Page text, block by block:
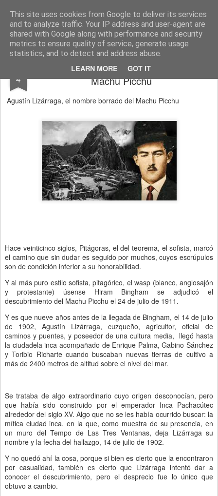
This site uses cookies from Google to deliver its services
and to analyze traffic. Your IP address and user-agent are
shared with Google along with performance and security
metrics to ensure quality of service, generate usage
statistics, and to detect and address abuse.
LEARN MORE GOT IT
Cesáreo Jarabo Investigacion historica, leyenda negra
4
Agustín Lizárraga, el nombre borrado del
Machu Picchu
Agustín Lizárraga, el nombre borrado del Machu Picchu
Hace veinticinco siglos, Pitágoras, el del teorema, el sofista, marcó
el camino que sin dudar es seguido por muchos, cuyos escrúpulos
son de condición inferior a su honorabilidad.
Y al más puro estilo sofista, pitagórico, el wasp (blanco, anglosajón
y protestante) úsense Hiram Bingham se adjudicó el
descubrimiento del Machu Picchu el 24 de julio de 1911.
Y es que nueve años antes de la llegada de Bingham, el 14 de julio
de 1902, Agustín Lizárraga, cuzqueño, agricultor, oficial de
caminos y puentes, y poseedor de una cultura media, llegó hasta
la ciudadela inca acompañado de Enrique Palma, Gabino Sánchez
y Toribio Richarte cuando buscaban nuevas tierras de cultivo a
más de 2400 metros de altitud sobre el nivel del mar.
Se trataba de algo extraordinario cuyo origen desconocían, pero
que había sido construido por el emperador Inca Pachacútec
alrededor del siglo XV. Algo que no se les había ocurrido buscar: la
mítica ciudad inca, en la que, como muestra de su presencia, en
un muro del Tempo de Las Tres Ventanas, deja Lizárraga su
nombre y la fecha del hallazgo, 14 de julio de 1902.
Y no quedó ahí la cosa, porque si bien es cierto que la encontraron
por casualidad, también es cierto que Lizárraga intentó dar a
conocer el descubrimiento, pero el desprecio fue lo único que
obtuvo a cambio.